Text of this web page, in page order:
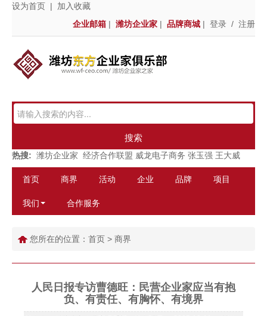
设为首页 | 加入收藏
企业邮箱 | 潍坊企业家 | 品牌商城 | 登录 / 注册
搜索
热搜: 潍坊企业家 经济合作联盟 威龙电子商务 张玉强 王大威
首页 商界 活动 企业 品牌 项目
我们 合作服务
您所在的位置： 首页 > 商界
人民日报专访曹德旺：民营企业家应当有抱
负、有责任、有胸怀、有境界